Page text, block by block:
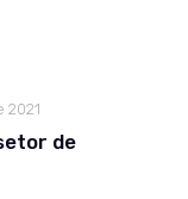
2021
de